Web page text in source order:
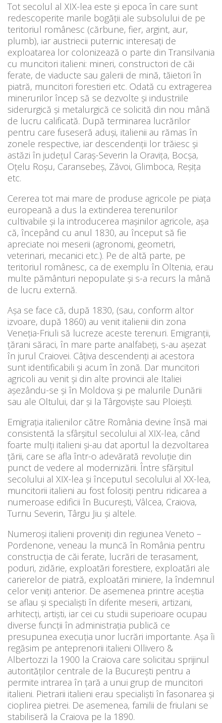
Tot secolul al XIX-lea este şi epoca în care sunt
redescoperite marile bogăţii ale subsolului de pe
teritoriul românesc (cărbune, fier, argint, aur,
plumb), iar austriecii puternic interesaţi de
exploatarea lor colonizează o parte din Transilvania
cu muncitori italieni: mineri, constructori de căi
ferate, de viaducte sau galerii de mină, tăietori în
piatră, muncitori forestieri etc. Odată cu extragerea
minerurilor încep să se dezvolte şi industriile
siderurgică şi metalurgică ce solicită din nou mână
de lucru calificată. După terminarea lucrărilor
pentru care fuseseră aduşi, italienii au rămas în
zonele respective, iar descendenţii lor trăiesc şi
astăzi în judeţul Caraş-Severin la Oraviţa, Bocşa,
Oţelu Roşu, Caransebeş, Zăvoi, Glimboca, Reşiţa
etc.
Cererea tot mai mare de produse agricole pe piaţa
europeană a dus la extinderea terenurilor
cultivabile şi la introducerea maşinilor agricole, aşa
că, începând cu anul 1830, au început să fie
apreciate noi meserii (agronomi, geometri,
veterinari, mecanici etc.). Pe de altă parte, pe
teritoriul românesc, ca de exemplu în Oltenia, erau
multe pământuri nepopulate şi s-a recurs la mână
de lucru externă.
Aşa se face că, după 1830, (sau, conform altor
izvoare, după 1860) au venit italienii din zona
Veneţia-Friuli să lucreze aceste terenuri. Emigranţii,
ţărani săraci, în mare parte analfabeţi, s-au aşezat
în jurul Craiovei. Câţiva descendenţi ai acestora
sunt identificabili şi acum în zonă. Dar muncitori
agricoli au venit şi din alte provincii ale Italiei
aşezându-se şi în Moldova şi pe malurile Dunării
sau ale Oltului, dar şi la Târgovişte sau Ploieşti.
Emigraţia italienilor către România devine însă mai
consistentă la sfârşitul secolului al XIX-lea, când
foarte mulţi italieni şi-au dat aportul la dezvoltarea
țării, care se afla într-o adevărată revoluție din
punct de vedere al modernizării. Între sfărșitul
secolului al XIX-lea şi începutul secolului al XX-lea,
muncitorii italieni au fost folosiţi pentru ridicarea a
numeroase edificii în București, Vâlcea, Craiova,
Turnu Severin, Târgu Jiu și altele.
Numeroși italieni proveniți din regiunea Veneto –
Pordenone, veneau la muncă în România pentru
construcția de căi ferate, lucrări de terasament,
poduri, zidărie, exploatări forestiere, exploatări ale
carierelor de piatră, exploatări miniere, la îndemnul
celor veniți anterior. De asemenea printre aceștia
se aflau și specialiști în diferite meserii, artizani,
arhitecți, artiști, iar cei cu studii superioare ocupau
diverse funcții în administrația publică ce
presupunea execuția unor lucrări importante. Așa îi
regăsim pe anteprenorii italieni Ollivero &
Albertozzi la 1900 la Craiova care solicitau sprijinul
autorităților centrale de la București pentru a
permite intrarea în țară a unui grup de muncitori
italieni. Pietrarii italieni erau specialiști în fasonarea și
cioplirea pietrei. De asemenea, familii de friulani se
stabiliseră la Craiova pe la 1890.